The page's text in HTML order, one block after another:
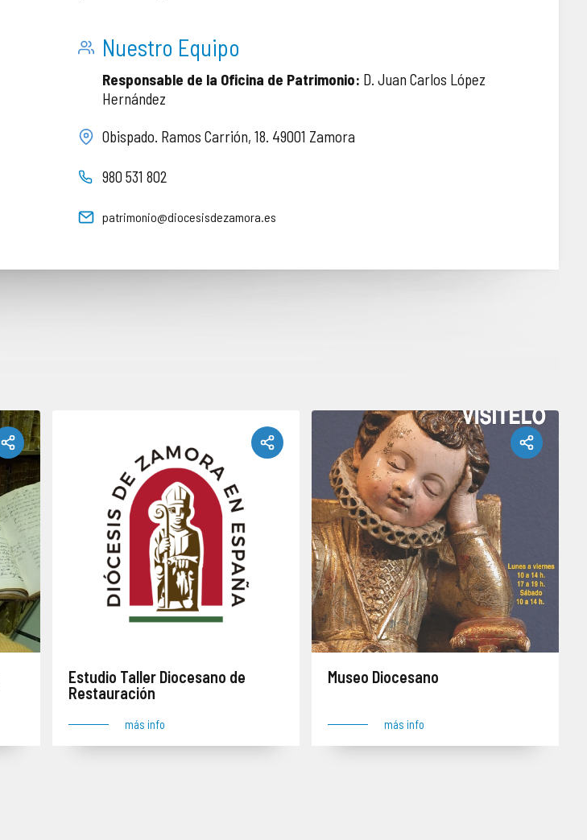
Nuestro Equipo
Responsable de la Oficina de Patrimonio: D. Juan Carlos López
Hernández
Obispado. Ramos Carrión, 18. 49001 Zamora
980 531 802
patrimonio@diocesisdezamora.es
Estudio Taller Diocesano de
Restauración
más info
Museo Diocesano
más info